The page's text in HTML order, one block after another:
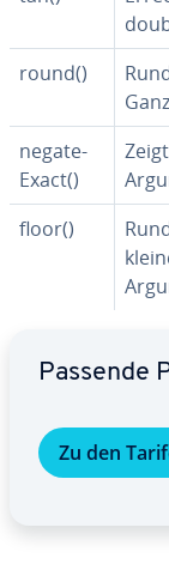
round()
ne­ga­te­
Exact()
floor()
Passende
Zu den